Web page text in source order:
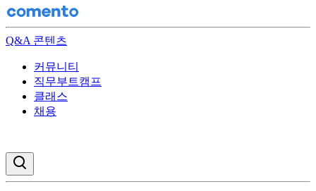
Q&A 콘텐츠
커뮤니티
직무부트캠프
클래스
채용